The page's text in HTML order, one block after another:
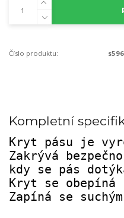
Číslo produktu:
Kompletní
Kryt pásu je
Zakrývá
kdy se pás
Kryt se obepíná
Zapíná se